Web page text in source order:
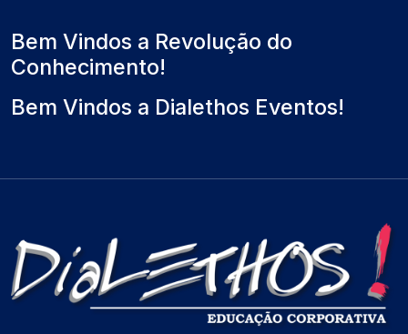
Bem Vindos a Revolução do
Conhecimento!
Bem Vindos a Dialethos Eventos!